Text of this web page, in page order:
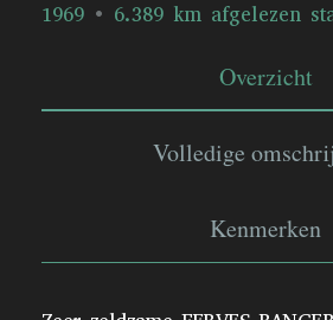
1969 6.389 km afgelezen
Overzicht
Volledige
Kenmerken